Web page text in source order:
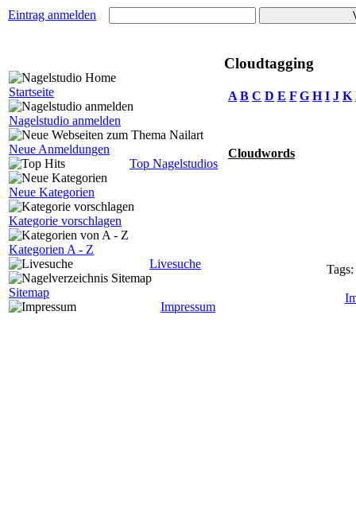
Eintrag anmelden
Startseite
Nagelstudio anmelden
Neue Anmeldungen
Top Nagelstudios
Neue Kategorien
Kategorie vorschlagen
Kategorien A - Z
Livesuche
Sitemap
Impressum
Cloudtagging
A B C D E F G H I J K
Cloudwords
Tags: